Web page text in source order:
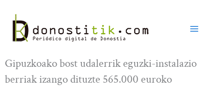
contenido
Gipuzkoako bost udalerrik eguzki-instalazio
berriak izango dituzte 565.000 euroko